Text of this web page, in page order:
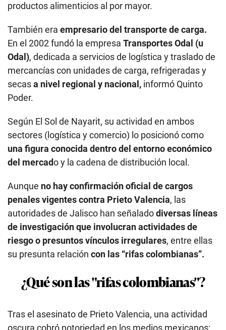
productos alimenticios al por mayor.
También era empresario del transporte de carga.
En el 2002 fundó la empresa Transportes Odal (u
Odal), dedicada a servicios de logística y traslado de
mercancías con unidades de carga, refrigeradas y
secasa nivel regional y nacional, informó Quinto
Poder.
Según El Sol de Nayarit, su actividad en ambos
sectores (logística y comercio) lo posicionó como
una figura conocida dentro del entorno económico
del mercado y la cadena de distribución local.
Aunque no hay confirmación oficial de cargos
penales vigentes contra Prieto Valencia, las
autoridades de Jalisco han señaladodiversas líneas
de investigación que involucran actividades de
riesgo o presuntos vínculos irregulares, entre ellas
su presunta relación con las “rifas colombianas”.
¿Qué son las "rifas colombianas"?
Tras el asesinato de Prieto Valencia, una actividad
oscura cobró notoriedad en los medios mexicanos: